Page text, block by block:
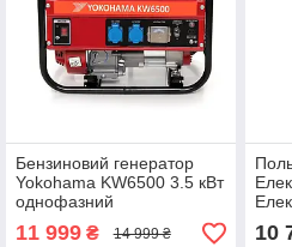
Бензиновий генератор
Yokohama KW6500 3.5 кВт
однофазний
11 999₴ 14 999 ₴ 10